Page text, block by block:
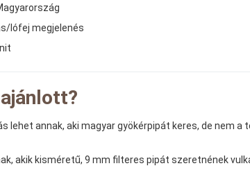
lófej megjelenés
lehet annak, aki magyar gyökérpipát keres, de nem
akik kisméretű, 9 mm filteres pipát szeretnének